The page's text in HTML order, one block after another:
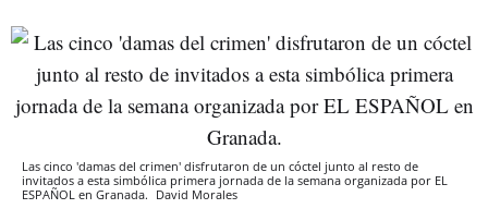
Las cinco 'damas del crimen' disfrutaron de un cóctel junto al resto de
invitados a esta simbólica primera jornada de la semana organizada por EL
ESPAÑOL en Granada. David Morales